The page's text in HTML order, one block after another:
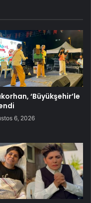
‘Büyükşehir’le
6, 2026